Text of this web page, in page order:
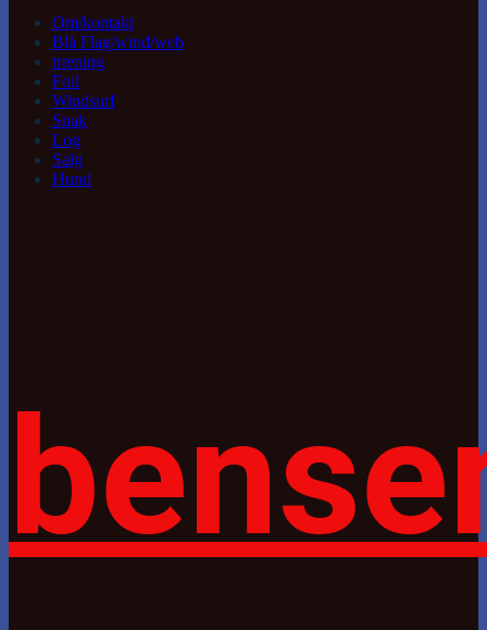
Om/kontakt
Blå Flag/wind/web
træning
Foil
Windsurf
Snak
Log
Salg
Hund